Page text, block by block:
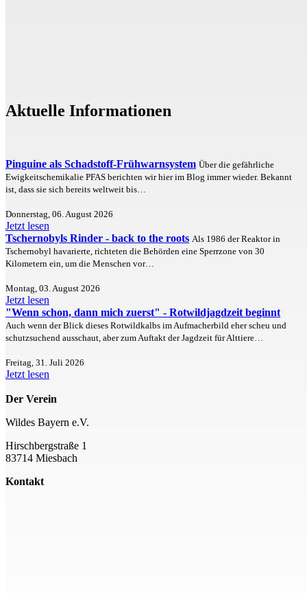
Aktuelle Informationen
Pinguine als Schadstoff-Frühwarnsystem Über die gefährliche
Ewigkeitschemikalie PFAS berichten wir hier im Blog immer wieder. Bekannt
ist, dass sie sich bereits weltweit bis…
Donnerstag, 06. August 2026
Jetzt lesen
Tschernobyls Rinder - back to the roots Als 1986 der Reaktor in
Tschernobyl havarierte, richteten die Behörden eine Sperrzone von 30
Kilometern ein, um die Menschen vor…
Montag, 03. August 2026
Jetzt lesen
"Wenn schon, dann mich zuerst" - Rotwildjagdzeit beginnt
Auch wenn der Blick dieses Rotwildkalbs im Aufmacherbild eher scheu und
schutzsuchend ausschaut, aber zum Auftakt der Jagdzeit für Alttiere…
Freitag, 31. Juli 2026
Jetzt lesen
Der Verein
Wildes Bayern e.V.
Hirschbergstraße 1
83714 Miesbach
Kontakt